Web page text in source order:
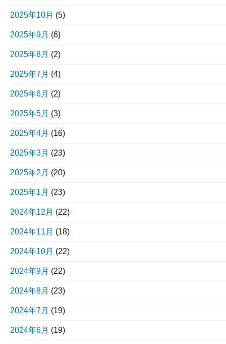
2025年10月 (5)
2025年9月 (6)
2025年8月 (2)
2025年7月 (4)
2025年6月 (2)
2025年5月 (3)
2025年4月 (16)
2025年3月 (23)
2025年2月 (20)
2025年1月 (23)
2024年12月 (22)
2024年11月 (18)
2024年10月 (22)
2024年9月 (22)
2024年8月 (23)
2024年7月 (19)
2024年6月 (19)